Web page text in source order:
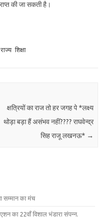
की जा सकती है।
राज्य शिक्षा
क्षत्रियों का राज तो हर जगह पे *लक्ष्य
थोड़ा बड़ा हैं असंभव नहीं???? राघवेन्द्र
सिह राजू लखनऊ* →
सम्मान का मंच
का 22वाँ विशाल भंडारा संपन्न.